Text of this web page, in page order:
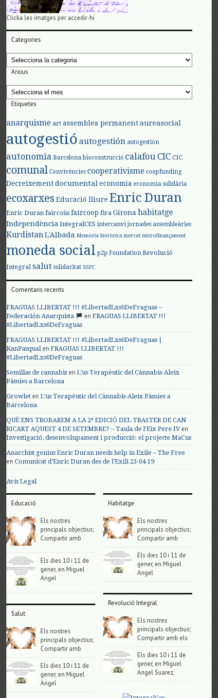
Clicka les imatges per accedir-hi
Categories
Categories
Arxius
Arxius
Etiquetes
anarquisme art assemblea permanent aureasocial
autogestió autogestión autogestión
autonomia Barcelona bioconstrucció calafouCIC CIC
comunal Convivències cooperativisme coopfunding
Decreixement documental economia economia solidària
ecoxarxes Educació lliure Enric Duran
Enric Duran faircoin faircoop fira Girona habitatge
Independència IntegralCES intercanvi jornades assembleàries
KurdistanL'Albada Memòria històrica mercat microfinançament
moneda social p2p Foundation Revolució
Integral salut solidaritat SSPC
Comentaris recents
FRAGUAS LLIBERTAT !!! #LibertadLxs6DeFraguas –
Federación Anarquista
enFRAGUAS LLIBERTAT !!!
#LibertadLxs6DeFraguas
FRAGUAS LLIBERTAT !!! #LibertadLxs6DeFraguas |
KanPasqualenFRAGUAS LLIBERTAT !!!
#LibertadLxs6DeFraguas
Semillas de cannabis enL’us Terapèutic del Cànnabis-Aleix
Pàmies a Barcelona
Growlet enL’us Terapèutic del Cànnabis-Aleix Pàmies a
Barcelona
QUÈ ENS TROBAREM A LA 2ª EDICIÓ DEL TRASTER DE CAN
RICART AQUEST 4 DE SETEMBRE? – Taula de l'Eix Pere IV en
Investigació, desenvolupament i producció: el projecte MaCus
Anarchist genius Enric Duran needs help in Exile – The Free
enComunicat d’Enric Duran des de l’Exili 23-04-19
Avis Legal
Educació
Els nostres
principals objectius;
Compartir amb
Els dies 10 i 11 de
gener, en Miguel
Angel
Salut
Els nostres
principals objectius;
Compartir amb
Els dies 10 i 11 de
gener, en Miguel
Angel
Habitatge
Els nostres
principals objectius;
Compartir amb
Els dies 10 i 11 de
gener, en Miguel
Angel
Revolució Integral
Els nostres
principals objectius;
Compartir amb els
Els dies 10 i 11 de
gener, en Miguel
Angel Suarez,